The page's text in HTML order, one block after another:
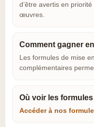
d’être avertis en
œuvres.
Comment gagner
Les formules de mise
complémentaires
Où voir les formules
Accéder à nos